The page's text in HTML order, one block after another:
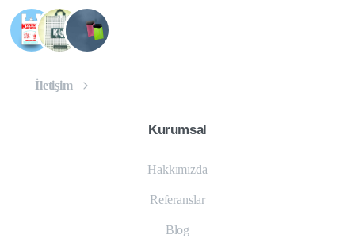
İletişim
Kurumsal
Hakkımızda
Referanslar
Blog